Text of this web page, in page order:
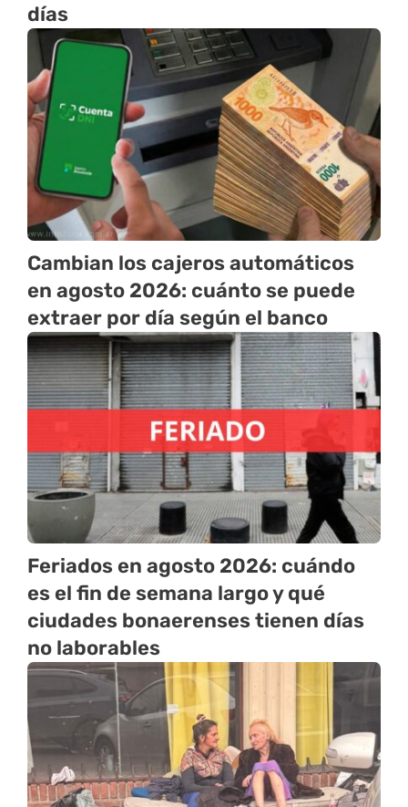
días
Cambian los cajeros automáticos
en agosto 2026: cuánto se puede
extraer por día según el banco
Feriados en agosto 2026: cuándo
es el fin de semana largo y qué
ciudades bonaerenses tienen días
no laborables